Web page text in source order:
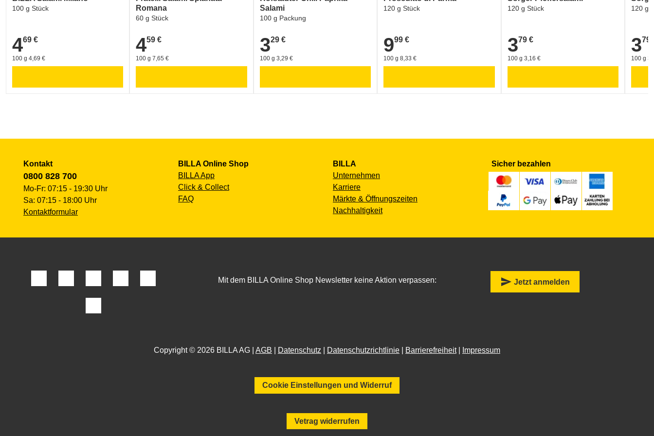
100 g Stück
4,69 €
469 €
100 g 4,69 €
Romana
60 g Stück
4,59 €
459 €
100 g 7,65 €
Salami
100 g Packung
3,29 €
329 €
100 g 3,29 €
120 g Stück
9,99 €
999 €
100 g 8,33 €
120 g Stück
3,79 €
379 €
100 g 3,16 €
120 g
3,79 €
379
100 g
Kontakt
0800 828 700
Mo-Fr: 07:15 - 19:30 Uhr
Sa: 07:15 - 18:00 Uhr
Kontaktformular
BILLA Online Shop
BILLA App
Click & Collect
FAQ
BILLA
Unternehmen
Karriere
Märkte & Öffnungszeiten
Nachhaltigkeit
Sicher bezahlen
Mit dem BILLA Online Shop Newsletter keine Aktion verpassen: send Jetzt anmelden
Copyright © 2026 BILLA AG | AGB Datenschutz Datenschutzrichtlinie Barrierefreiheit| Impressum
Cookie Einstellungen und Widerruf
Vetrag widerrufen